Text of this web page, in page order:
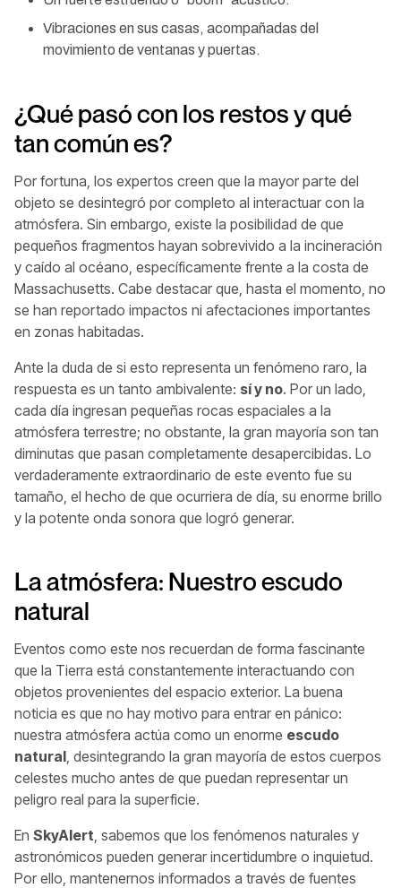
Vibraciones en sus casas, acompañadas del
movimiento de ventanas y puertas.
¿Qué pasó con los restos y qué
tan común es?
Por fortuna, los expertos creen que la mayor parte del
objeto se desintegró por completo al interactuar con la
atmósfera. Sin embargo, existe la posibilidad de que
pequeños fragmentos hayan sobrevivido a la incineración
y caído al océano, específicamente frente a la costa de
Massachusetts. Cabe destacar que, hasta el momento, no
se han reportado impactos ni afectaciones importantes
en zonas habitadas.
Ante la duda de si esto representa un fenómeno raro, la
respuesta es un tanto ambivalente: sí y no. Por un lado,
cada día ingresan pequeñas rocas espaciales a la
atmósfera terrestre; no obstante, la gran mayoría son tan
diminutas que pasan completamente desapercibidas. Lo
verdaderamente extraordinario de este evento fue su
tamaño, el hecho de que ocurriera de día, su enorme brillo
y la potente onda sonora que logró generar.
La atmósfera: Nuestro escudo
natural
Eventos como este nos recuerdan de forma fascinante
que la Tierra está constantemente interactuando con
objetos provenientes del espacio exterior. La buena
noticia es que no hay motivo para entrar en pánico:
nuestra atmósfera actúa como un enorme escudo
natural , desintegrando la gran mayoría de estos cuerpos
celestes mucho antes de que puedan representar un
peligro real para la superficie.
En SkyAlert , sabemos que los fenómenos naturales y
astronómicos pueden generar incertidumbre o inquietud.
Por ello, mantenernos informados a través de fuentes